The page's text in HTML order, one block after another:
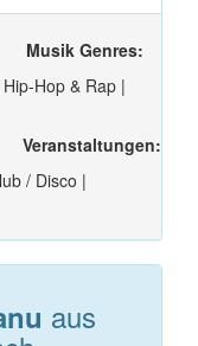
Musik Genres:
Hop & Rap |
Veranstaltungen:
/ Disco |
aus